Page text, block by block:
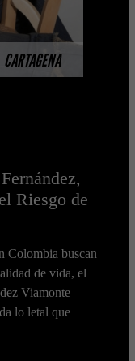
CARTAGENA
Riesgo de
Colombia buscan
de vida, el
Viamonte
lo letal que